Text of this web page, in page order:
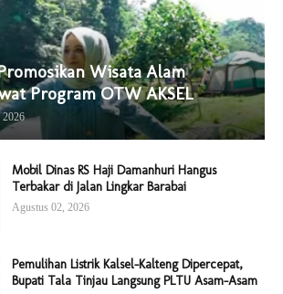
Wisata Alam
Program OTW AKSEL
2026
Mobil Dinas RS Haji Damanhuri Hangus
Terbakar di Jalan Lingkar Barabai
Agustus 02, 2026
Pemulihan Listrik Kalsel-Kalteng Dipercepat,
Bupati Tala Tinjau Langsung PLTU Asam-Asam